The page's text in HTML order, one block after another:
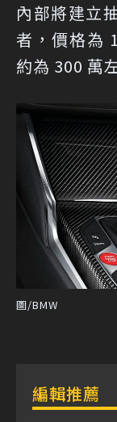
內部將建立
者，價格為
約為 300 萬
圖/BMW
編輯推薦